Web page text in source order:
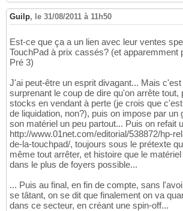
Guilp, le 31/08/2011 à 11h50
Est-ce que ça a un lien avec leur ventes
TouchPad à prix cassés? (et apparemment
Pré 3)
J'ai peut-être un esprit divagant... Mais
surprenant le coup de dire qu'on arrête tout,
stocks en vendant à perte (je crois que
de liquidation, non?), puis on impose par un
son matériel un peu partout... Puis on refait
http://www.01net.com/editorial/538872/hp-
de-la-touchpad/, toujours sous le prétexte
même tout arrêter, et histoire que le
dans le plus de foyers possible...
... Puis au final, en fin de compte, sans
se tâtant, on se dit que finalement on va
dans ce secteur, en créant une spin-off...